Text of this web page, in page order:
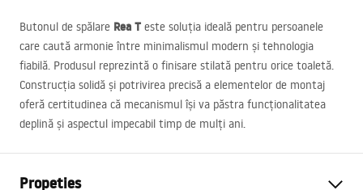
Butonul de spălare Rea T este soluția ideală pentru persoanele
care caută armonie între minimalismul modern și tehnologia
fiabilă. Produsul reprezintă o finisare stilată pentru orice toaletă.
Construcția solidă și potrivirea precisă a elementelor de montaj
oferă certitudinea că mecanismul își va păstra funcționalitatea
deplină și aspectul impecabil timp de mulți ani.
Propeties